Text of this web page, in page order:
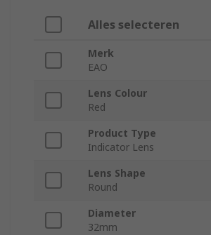
Alles selecteren
Merk
EAO
Lens Colour
Red
Product Type
Indicator Lens
Lens Shape
Round
Diameter
32mm